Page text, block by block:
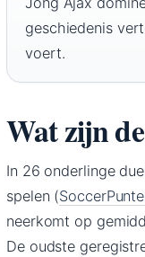
geschiedenis
voert.
Wat zijn
In 26 onderlinge
spelen (
neerkomt op
De oudste